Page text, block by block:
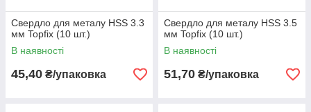
Свердло для металу HSS 3.3
мм Topfix (10 шт.)
В наявності
45,40 ₴/упаковка
Свердло для металу HSS 3.5
мм Topfix (10 шт.)
В наявності
51,70 ₴/упаковка